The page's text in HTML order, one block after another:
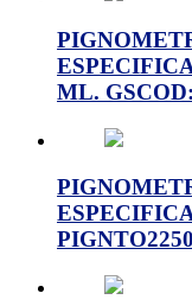
ML.
PIGNTO2250